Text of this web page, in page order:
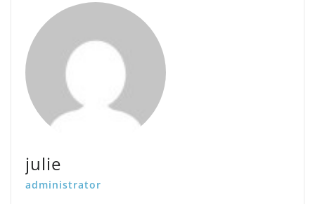
julie
administrator